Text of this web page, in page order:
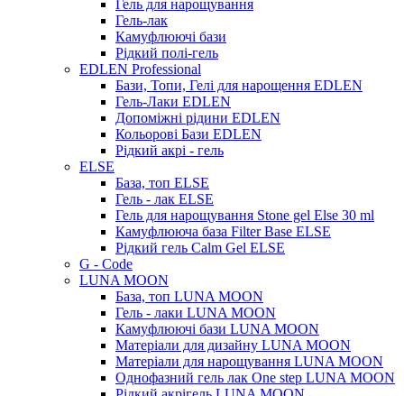
Гель для нарощування
Гель-лак
Камуфлюючі бази
Рідкий полі-гель
EDLEN Professional
Бази, Топи, Гелі для нарощення EDLEN
Гель-Лаки EDLEN
Допоміжні рідини EDLEN
Кольорові Бази EDLEN
Рідкий акрі - гель
ELSE
База, топ ELSE
Гель - лак ELSE
Гель для нарощування Stone gel Else 30 ml
Камуфлююча база Filter Base ELSE
Рідкий гель Calm Gel ELSE
G - Code
LUNA MOON
База, топ LUNA MOON
Гель - лаки LUNA MOON
Камуфлюючі бази LUNA MOON
Матеріали для дизайну LUNA MOON
Матеріали для нарощування LUNA MOON
Однофазний гель лак One step LUNA MOON